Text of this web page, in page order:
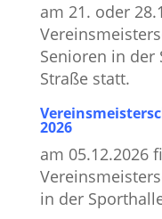
am 21. oder
Senioren in der
Straße statt.
2026
am 05.12.2026
in der